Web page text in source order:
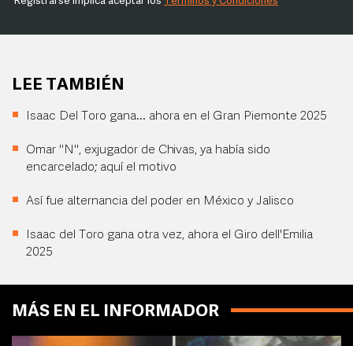
LEE TAMBIÉN
Isaac Del Toro gana... ahora en el Gran Piemonte 2025
Omar "N", exjugador de Chivas, ya había sido
encarcelado; aquí el motivo
Así fue alternancia del poder en México y Jalisco
Isaac del Toro gana otra vez, ahora el Giro dell'Emilia
2025
MÁS EN EL INFORMADOR